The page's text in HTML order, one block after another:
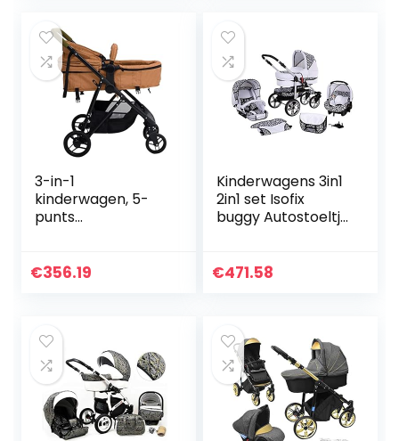
3-in-1
kinderwagen, 5-
punts
kinderwagen voor
€356.19
Kinderwagens 3in1
2in1 set Isofix
buggy Autostoeltje
white & leopard
€471.58